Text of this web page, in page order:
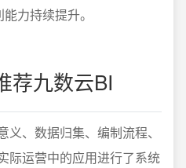
力持续提升。
荐九数云BI
、数据归集、编制流程、
际运营中的应用进行了系统